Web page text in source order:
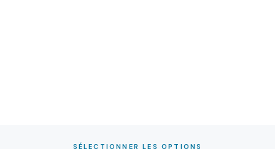
SÉLECTIONNER LES OPTIONS